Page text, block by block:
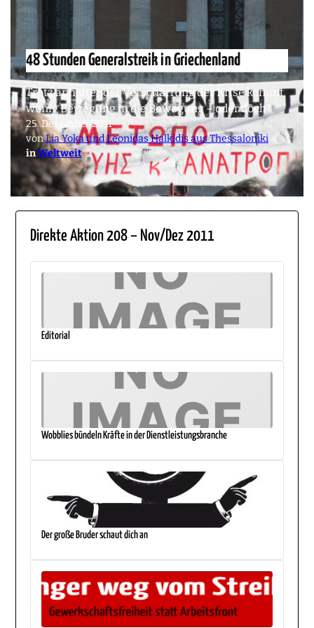
48 Stunden Generalstreik in Griechenland
Trotz anhaltender Verschärfung der Krise kommt
wenig Bewegung in die Bewegung – oder doch?
25. Dezember 2011
vonLia Yoka und Leonidas Halkidis aus Thessaloniki
inWeltweit
Direkte Aktion 208 – Nov/Dez 2011
Editorial
Wobblies bündeln Kräfte in der Dienstleistungsbranche
Der große Bruder schaut dich an